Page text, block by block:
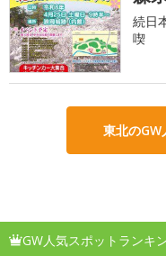
続日
喫
東北の
GW人気スポットランキ